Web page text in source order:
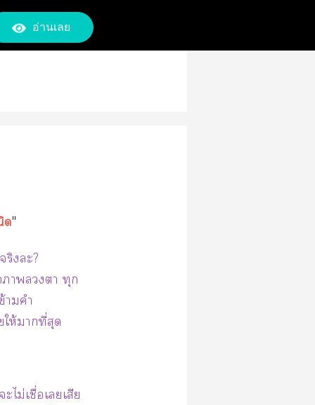
อ่านเลย
ด"
งะ?
าา ทุก
มคำ
ห้าที่สุด
ม่เชื่อเเสีย